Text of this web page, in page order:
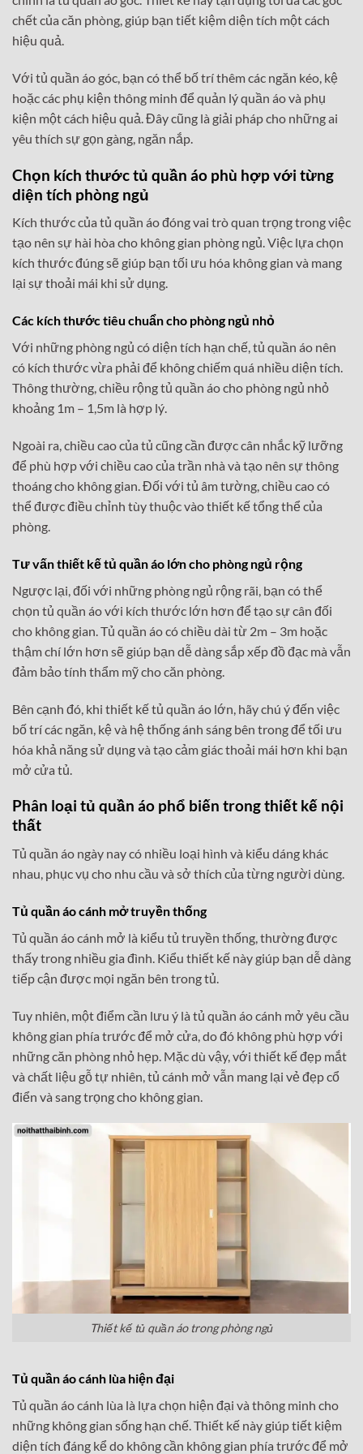
chết của căn phòng, giúp bạn tiết kiệm diện tích một cách
hiệu quả.
Với tủ quần áo góc, bạn có thể bố trí thêm các ngăn kéo, kệ
hoặc các phụ kiện thông minh để quản lý quần áo và phụ
kiện một cách hiệu quả. Đây cũng là giải pháp cho những ai
yêu thích sự gọn gàng, ngăn nắp.
Chọn kích thước tủ quần áo phù hợp với từng
diện tích phòng ngủ
Kích thước của tủ quần áo đóng vai trò quan trọng trong việc
tạo nên sự hài hòa cho không gian phòng ngủ. Việc lựa chọn
kích thước đúng sẽ giúp bạn tối ưu hóa không gian và mang
lại sự thoải mái khi sử dụng.
Các kích thước tiêu chuẩn cho phòng ngủ nhỏ
Với những phòng ngủ có diện tích hạn chế, tủ quần áo nên
có kích thước vừa phải để không chiếm quá nhiều diện tích.
Thông thường, chiều rộng tủ quần áo cho phòng ngủ nhỏ
khoảng 1m – 1,5m là hợp lý.
Ngoài ra, chiều cao của tủ cũng cần được cân nhắc kỹ lưỡng
để phù hợp với chiều cao của trần nhà và tạo nên sự thông
thoáng cho không gian. Đối với tủ âm tường, chiều cao có
thể được điều chỉnh tùy thuộc vào thiết kế tổng thể của
phòng.
Tư vấn thiết kế tủ quần áo lớn cho phòng ngủ rộng
Ngược lại, đối với những phòng ngủ rộng rãi, bạn có thể
chọn tủ quần áo với kích thước lớn hơn để tạo sự cân đối
cho không gian. Tủ quần áo có chiều dài từ 2m – 3m hoặc
thậm chí lớn hơn sẽ giúp bạn dễ dàng sắp xếp đồ đạc mà vẫn
đảm bảo tính thẩm mỹ cho căn phòng.
Bên cạnh đó, khi thiết kế tủ quần áo lớn, hãy chú ý đến việc
bố trí các ngăn, kệ và hệ thống ánh sáng bên trong để tối ưu
hóa khả năng sử dụng và tạo cảm giác thoải mái hơn khi bạn
mở cửa tủ.
Phân loại tủ quần áo phổ biến trong thiết kế nội
thất
Tủ quần áo ngày nay có nhiều loại hình và kiểu dáng khác
nhau, phục vụ cho nhu cầu và sở thích của từng người dùng.
Tủ quần áo cánh mở truyền thống
Tủ quần áo cánh mở là kiểu tủ truyền thống, thường được
thấy trong nhiều gia đình. Kiểu thiết kế này giúp bạn dễ dàng
tiếp cận được mọi ngăn bên trong tủ.
Tuy nhiên, một điểm cần lưu ý là tủ quần áo cánh mở yêu cầu
không gian phía trước để mở cửa, do đó không phù hợp với
những căn phòng nhỏ hẹp. Mặc dù vậy, với thiết kế đẹp mắt
và chất liệu gỗ tự nhiên, tủ cánh mở vẫn mang lại vẻ đẹp cổ
điển và sang trọng cho không gian.
Thiết kế tủ quần áo trong phòng ngủ
Tủ quần áo cánh lùa hiện đại
Tủ quần áo cánh lùa là lựa chọn hiện đại và thông minh cho
những không gian sống hạn chế. Thiết kế này giúp tiết kiệm
diện tích đáng kể do không cần không gian phía trước để mở